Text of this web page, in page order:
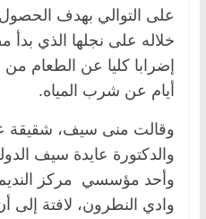
على التوالي بهدف
خلاله على نجلها الذي بدأ
أيام عن شرب المياه.
وقالت منى سيف، شقيقة
والدكتورة عايدة سيف
وأحد مؤسسي مركز
وادي النطرون، لافتة إلى أن